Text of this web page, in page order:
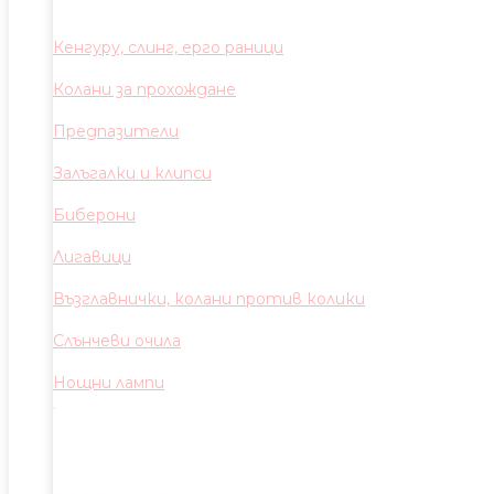
Кенгуру, слинг, ерго раници
Колани за прохождане
Предпазители
Залъгалки и клипси
Биберони
Лигавици
Възглавнички, колани против колики
Слънчеви очила
Нощни лампи